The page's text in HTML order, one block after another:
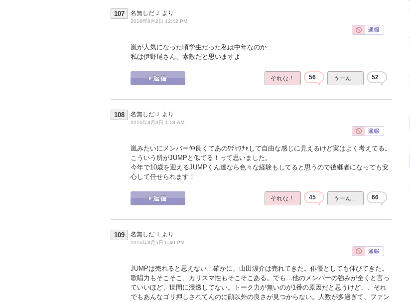
107 名無しだＪ より
2016年8月2日 12:42 PM
嵐が人気になった頃学生だった私は中年なのか…
私は伊野尾さん、素敵だと思いますよ
それな！ 56 うーん… 52
108 名無しだＪ より
2016年8月3日 1:18 AM
嵐みたいにメンバー仲良くてあのﾜﾁｬﾜﾁｬして自由な感じに見えるけど実はよく考えてる。
こういう所がJUMPと似てる！って思いました。
今年で10歳を迎えるJUMPくん達なら色々な経験もしてると思うので後継者になっても安
心して任せられます！
それな！ 45 うーん… 66
109 名無しだＪ より
2016年8月5日 6:40 PM
JUMPは売れると思えない…確かに、山田涼介は売れてきた。俳優としても伸びてきた。
歌唱力もそこそこ、カリスマ性もそこそこある。でも…他のメンバーの強みが全くと言っ
ていいほど、世間に浸透してない。トーク力が無いのが1番の原因だと思うけど、、それ
でもあんなゴリ押しされてんのに顔以外の良さが見つからない。人数が多過ぎて、ファン